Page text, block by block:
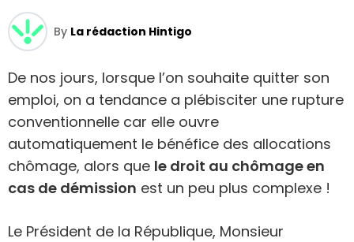
By La rédaction Hintigo
De nos jours, lorsque l’on souhaite quitter son
emploi, on a tendance a plébisciter une rupture
conventionnelle car elle ouvre
automatiquement le bénéfice des allocations
chômage, alors que le droit au chômage en
cas de démission est un peu plus complexe !
Le Président de la République, Monsieur